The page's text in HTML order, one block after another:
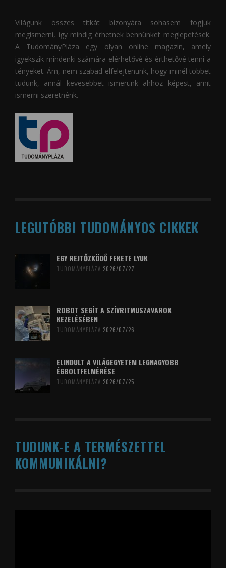
Világunk összes titkát bizonyára sohasem fogjuk
megismerni, így mindig érhetnek bennünket meglepetések.
A TudományPláza egy olyan online magazin, amely
igyekszik mindenki számára elérhetővé és érthetővé tenni a
tényeket. Ám, nem szabad elfelejtenünk, hogy minél többet
tudunk, annál kevesebbet ismerünk ahhoz képest, amit
ismerni szeretnénk.
LEGUTÓBBI TUDOMÁNYOS CIKKEK
EGY REJTŐZKÖDŐ FEKETE LYUK
TUDOMÁNYPLÁZA 2026/07/27
ROBOT SEGÍT A SZÍVRITMUSZAVAROK
KEZELÉSÉBEN
TUDOMÁNYPLÁZA 2026/07/26
ELINDULT A VILÁGEGYETEM LEGNAGYOBB
ÉGBOLTFELMÉRÉSE
TUDOMÁNYPLÁZA 2026/07/25
TUDUNK-E A TERMÉSZETTEL
KOMMUNIKÁLNI?